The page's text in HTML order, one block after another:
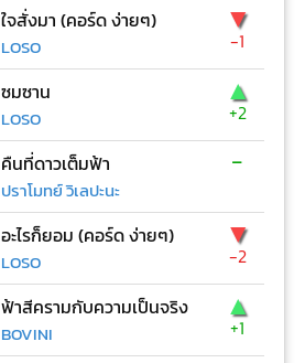
ใจสั่งมา (คอร์ด ง่ายๆ)
LOSO
▼
-1
ซมซาน
LOSO
▲
+2
คืนที่ดาวเต็มฟ้า
ปราโมทย์ วิเลปะนะ
-
อะไรก็ยอม (คอร์ด ง่ายๆ)
LOSO
▼
-2
ฟ้าสีครามกับความเป็นจริง
BOVINI
▲
+1